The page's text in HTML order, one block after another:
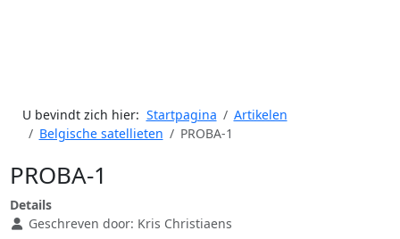
U bevindt zich hier: Startpagina
Artikelen
Belgische satellieten
PROBA-1
PROBA-1
Details
Geschreven door: Kris Christiaens